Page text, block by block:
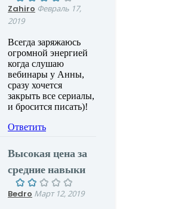
Zahiro Февраль 17,
2019
Всегда заряжаюсь
огромной энергией
когда слушаю
вебинары у Анны,
сразу хочется
закрыть все сериалы,
и бросится писать)!
Ответить
Высокая цена за
средние навыки
Bedro Март 12, 2019